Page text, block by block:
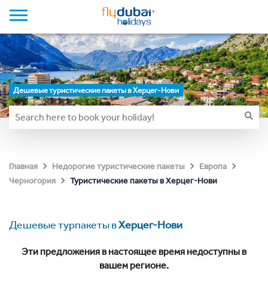
Дешевые туристические пакеты в Херцег-Нови
Главная Недорогие туристические пакеты
Европа
Черногория
Туристические пакеты в Херцег-Нови
Дешевые турпакеты вХерцег-Нови
Эти предложения в настоящее время недоступны в
вашем регионе.